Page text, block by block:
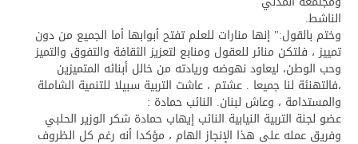
الناشط.
وختم بالقول:" إنها منارات للعلم تفتح أبوابها أما الجميع من دون
تمييز ، فلتكن منائر للعقول ومنابع لتعزيز الثقافة والتفوق والتميز
وحب الوطن، ليعاود نهوضه وريادته من خالل أبنائه المتميزين
،فالتهنئة لنا جميعا . عشتم ، عاشت التربية سبيلا للتنمية الشاملة
والمستدامة ، وعاش لبنان. النائب حمادة :
عضو لجنة التربية النيابية النائب إيهاب حمادة شكر الوزير الحلبي
وفريق عمله على هذا الإنجاز الهام ، مؤكدا أنه رغم كل الظروف